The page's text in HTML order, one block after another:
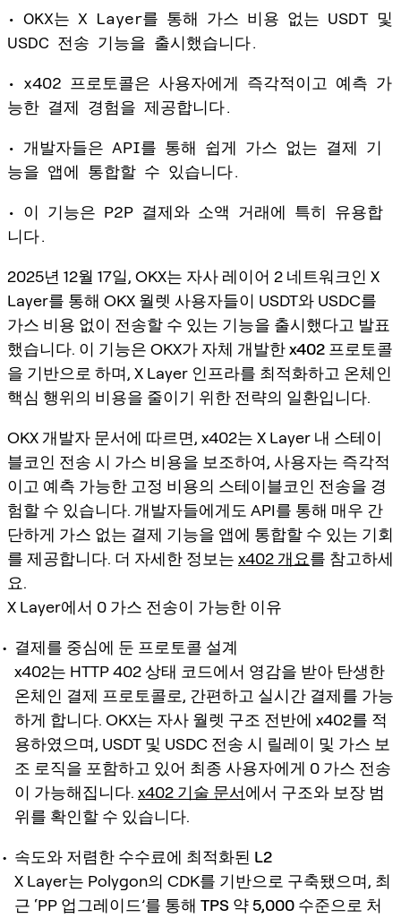
• OKX는 X Layer를 통해 가스 비용 없는 USDT 및
USDC 전송 기능을 출시했습니다.
• x402 프로토콜은 사용자에게 즉각적이고 예측 가
능한 결제 경험을 제공합니다.
• 개발자들은 API를 통해 쉽게 가스 없는 결제 기
능을 앱에 통합할 수 있습니다.
• 이 기능은 P2P 결제와 소액 거래에 특히 유용합
니다.
2025년 12월 17일, OKX는 자사 레이어 2 네트워크인 X
Layer를 통해 OKX 월렛 사용자들이 USDT와 USDC를
가스 비용 없이 전송할 수 있는 기능을 출시했다고 발표
했습니다. 이 기능은 OKX가 자체 개발한x402 프로토콜
을 기반으로 하며, X Layer 인프라를 최적화하고 온체인
핵심 행위의 비용을 줄이기 위한 전략의 일환입니다.
OKX 개발자 문서에 따르면, x402는 X Layer 내 스테이
블코인 전송 시 가스 비용을 보조하여, 사용자는 즉각적
이고 예측 가능한 고정 비용의 스테이블코인 전송을 경
험할 수 있습니다. 개발자들에게도 API를 통해 매우 간
단하게 가스 없는 결제 기능을 앱에 통합할 수 있는 기회
를 제공합니다. 더 자세한 정보는 x402 개요를 참고하세
요.
X Layer에서 0 가스 전송이 가능한 이유
결제를 중심에 둔 프로토콜 설계
x402는 HTTP 402 상태 코드에서 영감을 받아 탄생한
온체인 결제 프로토콜로, 간편하고 실시간 결제를 가능
하게 합니다. OKX는 자사 월렛 구조 전반에 x402를 적
용하였으며, USDT 및 USDC 전송 시 릴레이 및 가스 보
조 로직을 포함하고 있어 최종 사용자에게 0 가스 전송
이 가능해집니다. x402 기술 문서에서 구조와 보장 범
위를 확인할 수 있습니다.
속도와 저렴한 수수료에 최적화된 L2
X Layer는 Polygon의 CDK를 기반으로 구축됐으며, 최
근 ‘PP 업그레이드’를 통해 TPS 약 5,000 수준으로 처